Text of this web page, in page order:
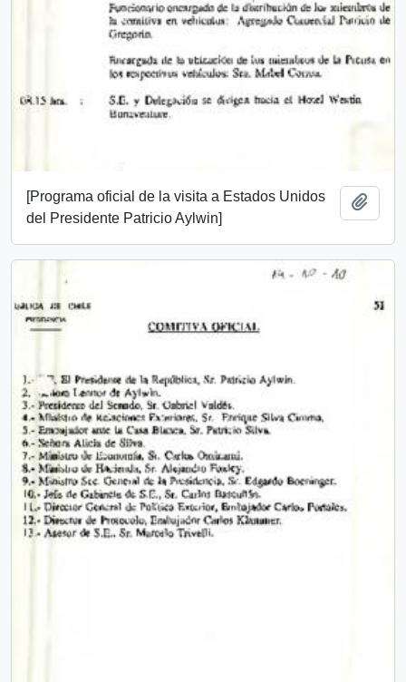
[Programa oficial de la visita a Estados Unidos
del Presidente Patricio Aylwin]